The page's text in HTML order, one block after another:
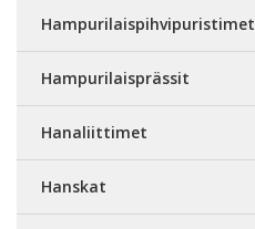
Hampurilaispihvipuristimet
Hampurilaisprässit
Hanaliittimet
Hanskat